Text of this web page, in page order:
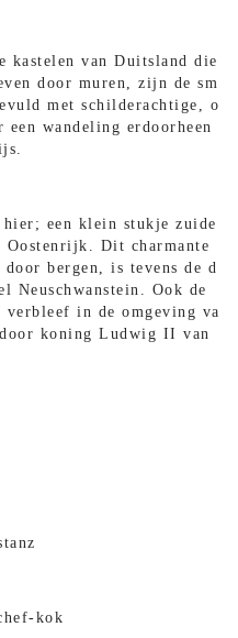
kastelen van Duitsland die
door muren, zijn de sm
met schilderachtige, o
een wandeling erdoorheen
een klein stukje zuide
Dit charmante
door bergen, is tevens de d
Neuschwanstein. Ook de
verbleef in de omgeving va
koning Ludwig II van
kok